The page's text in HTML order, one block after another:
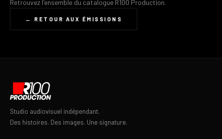
Retrouvez l'ensemble du catalogue R100 Production.
← RETOUR AUX ÉMISSIONS
Studio audiovisuel indépendant.
Des histoires. Des images. Une signature.